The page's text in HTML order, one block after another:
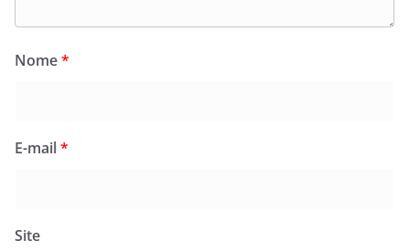
Nome*
E-mail*
Site